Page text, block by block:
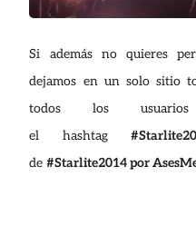
Si además no quieres
dejamos en un solo sitio
todos los
el hashtag
de #Starlite2014 por